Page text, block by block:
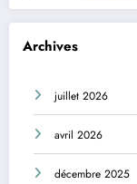
Archives
juillet 2026
avril 2026
décembre 2025